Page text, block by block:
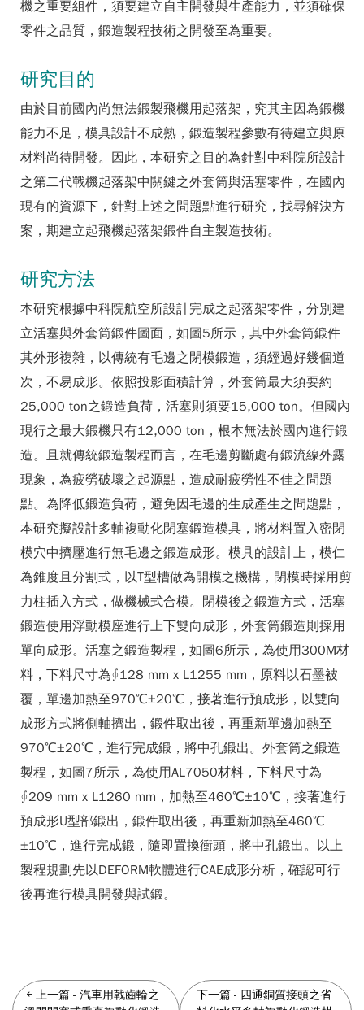
機之重要組件，須要建立自主開發與生產能力，並須確保
零件之品質，鍛造製程技術之開發至為重要。
研究目的
由於目前國內尚無法鍛製飛機用起落架，究其主因為鍛機
能力不足，模具設計不成熟，鍛造製程參數有待建立與原
材料尚待開發。因此，本研究之目的為針對中科院所設計
之第二代戰機起落架中關鍵之外套筒與活塞零件，在國內
現有的資源下，針對上述之問題點進行研究，找尋解決方
案，期建立起飛機起落架鍛件自主製造技術。
研究方法
本研究根據中科院航空所設計完成之起落架零件，分別建
立活塞與外套筒鍛件圖面，如圖5所示，其中外套筒鍛件
其外形複雜，以傳統有毛邊之閉模鍛造，須經過好幾個道
次，不易成形。依照投影面積計算，外套筒最大須要約
25,000 ton之鍛造負荷，活塞則須要15,000 ton。但國內
現行之最大鍛機只有12,000 ton，根本無法於國內進行鍛
造。且就傳統鍛造製程而言，在毛邊剪斷處有鍛流線外露
現象，為疲勞破壞之起源點，造成耐疲勞性不佳之問題
點。為降低鍛造負荷，避免因毛邊的生成產生之問題點，
本研究擬設計多軸複動化閉塞鍛造模具，將材料置入密閉
模穴中擠壓進行無毛邊之鍛造成形。模具的設計上，模仁
為錐度且分割式，以T型槽做為開模之機構，閉模時採用剪
力柱插入方式，做機械式合模。閉模後之鍛造方式，活塞
鍛造使用浮動模座進行上下雙向成形，外套筒鍛造則採用
單向成形。活塞之鍛造製程，如圖6所示，為使用300M材
料，下料尺寸為∮128 mm x L1255 mm，原料以石墨被
覆，單邊加熱至970℃±20℃，接著進行預成形，以雙向
成形方式將側軸擠出，鍛件取出後，再重新單邊加熱至
970℃±20℃，進行完成鍛，將中孔鍛出。外套筒之鍛造
製程，如圖7所示，為使用AL7050材料，下料尺寸為
∮209 mm x L1260 mm，加熱至460℃±10℃，接著進行
預成形U型部鍛出，鍛件取出後，再重新加熱至460℃
±10℃，進行完成鍛，隨即置換衝頭，將中孔鍛出。以上
製程規劃先以DEFORM軟體進行CAE成形分析，確認可行
後再進行模具開發與試鍛。
上一篇 - 汽車用戟齒輪之
下一篇 - 四通銅質接頭之省